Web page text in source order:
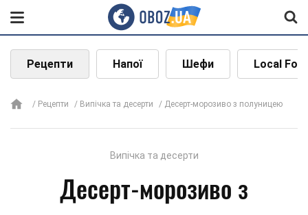
Рецепти Напої Шефи Local
Рецепти Випічка та десерти Десерт-морозиво з полуницею
Випічка та десерти
Десерт-морозиво з